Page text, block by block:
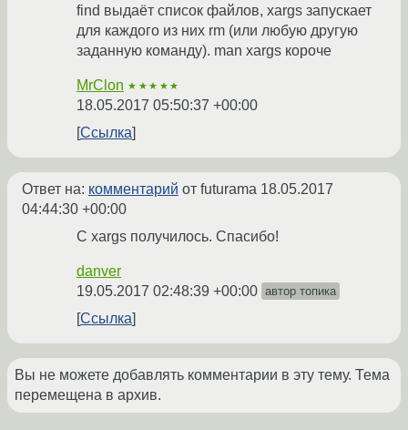
find выдаёт список файлов, xargs запускает
для каждого из них rm (или любую другую
заданную команду). man xargs короче
MrClon ★★★★★
18.05.2017 05:50:37 +00:00
Ссылка
Ответ на: комментарий от futurama 18.05.2017
04:44:30 +00:00
C xargs получилось. Спасибо!
danver
19.05.2017 02:48:39 +00:00 автор топика
Ссылка
Вы не можете добавлять комментарии в эту тему. Тема
перемещена в архив.